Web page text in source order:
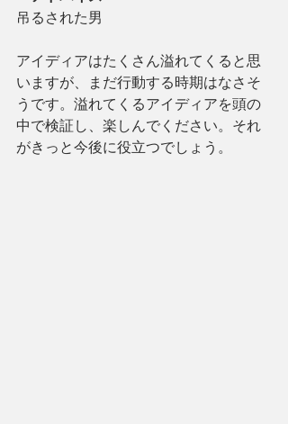
吊るされた男
アイディアはたくさん溢れてくると思
いますが、まだ行動する時期はなさそ
うです。溢れてくるアイディアを頭の
中で検証し、楽しんでください。それ
がきっと今後に役立つでしょう。